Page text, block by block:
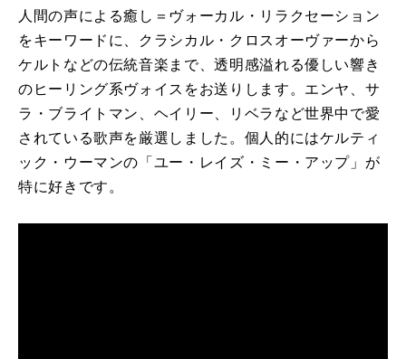
人間の声による癒し＝ヴォーカル・リラクセーション
をキーワードに、クラシカル・クロスオーヴァーから
ケルトなどの伝統音楽まで、透明感溢れる優しい響き
のヒーリング系ヴォイスをお送りします。エンヤ、サ
ラ・ブライトマン、ヘイリー、リベラなど世界中で愛
されている歌声を厳選しました。個人的にはケルティ
ック・ウーマンの「ユー・レイズ・ミー・アップ」が
特に好きです。